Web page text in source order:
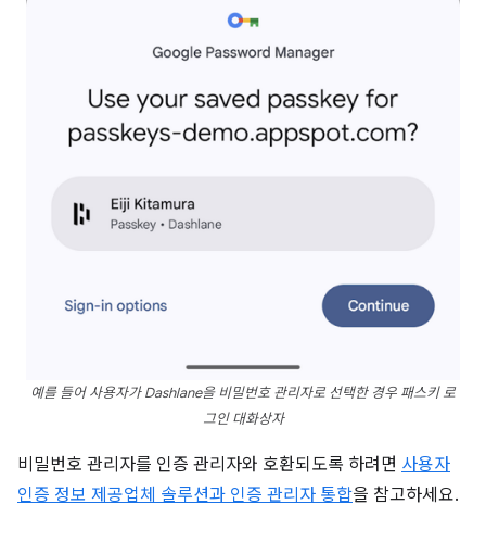
예를 들어 사용자가 Dashlane을 비밀번호 관리자로 선택한 경우 패스키 로
그인 대화상자
비밀번호 관리자를 인증 관리자와 호환되도록 하려면 사용자
인증 정보 제공업체 솔루션과 인증 관리자 통합을 참고하세요.